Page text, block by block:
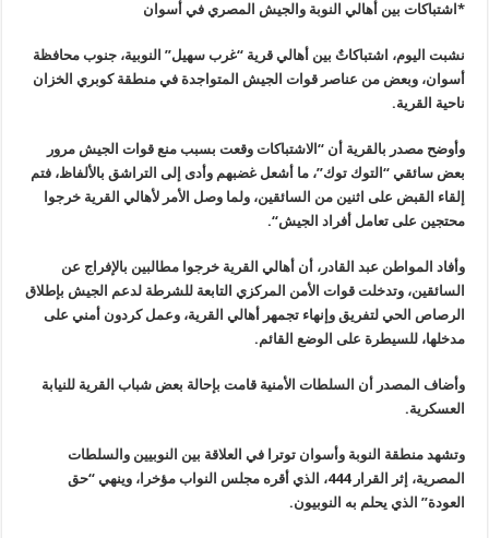
*اشتباكات بين أهالي النوبة والجيش المصري في أسوان
نشبت اليوم، اشتباكاتٌ بين أهالي قرية “غرب سهيل” النوبية، جنوب محافظة
أسوان، وبعض من عناصر قوات الجيش المتواجدة في منطقة كوبري الخزان
ناحية القرية.
وأوضح مصدر بالقرية أن“ الاشتباكات وقعت بسبب منع قوات الجيش مرور
بعض سائقي “التوك توك”، ما أشعل غضبهم وأدى إلى التراشق بالألفاظ، فتم
إلقاء القبض على اثنين من السائقين، ولما وصل الأمر لأهالي القرية خرجوا
محتجين على تعامل أفراد الجيش“.
وأفاد المواطن عبد القادر، أن أهالي القرية خرجوا مطالبين بالإفراج عن
السائقين، وتدخلت قوات الأمن المركزي التابعة للشرطة لدعم الجيش بإطلاق
الرصاص الحي لتفريق وإنهاء تجمهر أهالي القرية، وعمل كردون أمني على
مدخلها، للسيطرة على الوضع القائم.
وأضاف المصدر أن السلطات الأمنية قامت بإحالة بعض شباب القرية للنيابة
العسكرية.
وتشهد منطقة النوبة وأسوان توترا في العلاقة بين النوبيين والسلطات
المصرية، إثر القرار 444، الذي أقره مجلس النواب مؤخرا، وينهي “حق
العودة” الذي يحلم به النوبيون.